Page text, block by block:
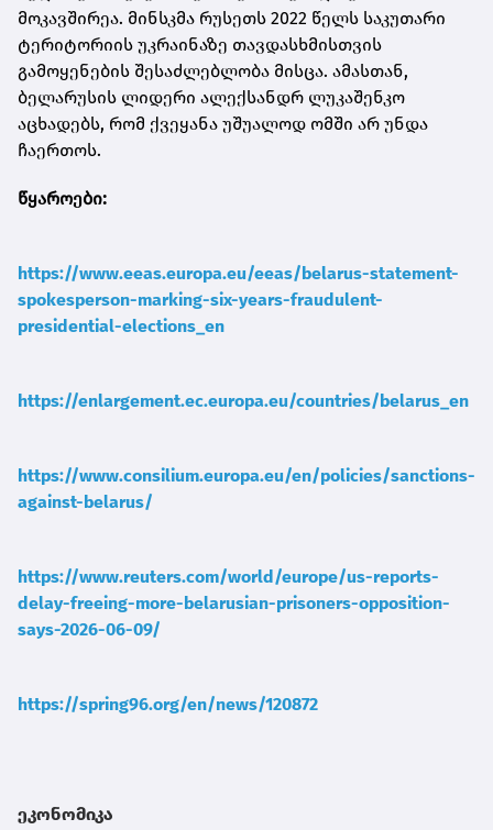
მოკავშირეა. მინსკმა რუსეთს 2022 წელს საკუთარი
ტერიტორიის უკრაინაზე თავდასხმისთვის
გამოყენების შესაძლებლობა მისცა. ამასთან,
ბელარუსის ლიდერი ალექსანდრ ლუკაშენკო
აცხადებს, რომ ქვეყანა უშუალოდ ომში არ უნდა
ჩაერთოს.
წყაროები:
https://www.eeas.europa.eu/eeas/belarus-statement-
spokesperson-marking-six-years-fraudulent-
presidential-elections_en
https://enlargement.ec.europa.eu/countries/belarus_en
https://www.consilium.europa.eu/en/policies/sanctions-
against-belarus/
https://www.reuters.com/world/europe/us-reports-
delay-freeing-more-belarusian-prisoners-opposition-
says-2026-06-09/
https://spring96.org/en/news/120872
ეკონომიკა